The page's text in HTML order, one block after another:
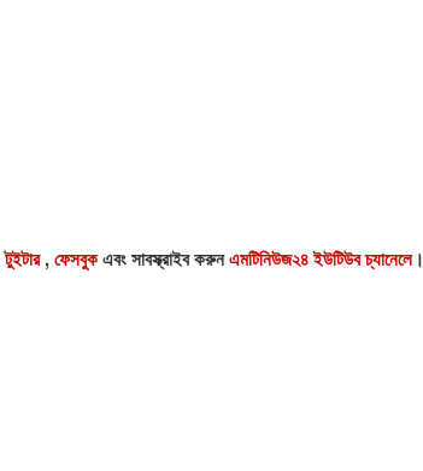
টুইটার,ফেসবুকএবং সাবস্ক্রাইব করুনএমটিনিউজ২৪ ইউটিউব চ্যানেলে।